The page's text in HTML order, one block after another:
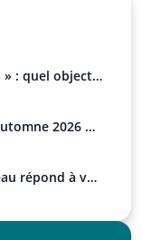
» : quel objectif
2026 de
répond à vos